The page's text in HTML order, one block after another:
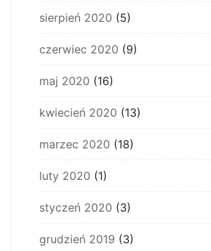
sierpień 2020 (5)
czerwiec 2020 (9)
maj 2020 (16)
kwiecień 2020 (13)
marzec 2020 (18)
luty 2020 (1)
styczeń 2020 (3)
grudzień 2019 (3)